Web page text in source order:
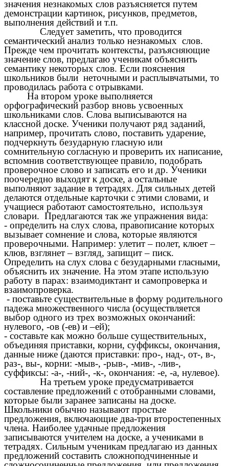
значения незнакомых слов разъясняется путем
демонстрации картинок, рисунков, предметов,
выполнения действий и т.п.
Следует заметить, что проводится
семантический анализ только незнакомых слов.
Прежде чем прочитать контексты, разъясняющие
значение слов, предлагаю ученикам объяснить
семантику некоторых слов. Если пояснения
школьников были неточными и расплывчатыми, то
проводилась работа с отрывками.
На втором уроке выполняется
орфографический разбор вновь усвоенных
школьниками слов. Слова выписываются на
классной доске. Ученики получают ряд заданий,
например, прочитать слово, поставить ударение,
подчеркнуть безударную гласную или
сомнительную согласную и проверить их написание,
вспомнив соответствующее правило, подобрать
проверочное слово и записать его и др. Ученики
поочередно выходят к доске, а остальные
выполняют задание в тетрадях. Для сильных детей
делаются отдельные карточки с этими словами, и
учащиеся работают самостоятельно, используя
словари. Предлагаются так же упражнения вида:
- определить на слух слова, правописание которых
вызывает сомнение и слова, которые являются
проверочными. Например: улетит – полет, клюет –
клюв, взглянет – взгляд, запищит – писк.
Определить на слух слова с безударными гласными,
объяснить их значение. На этом этапе использую
работу в парах: взаимодиктант и самопроверка и
взаимопроверка.
- поставьте существительные в форму родительного
падежа множественного числа (осуществляется
выбор одного из трех возможных окончаний:
нулевого, -ов (-ев) и –ей);
- составьте как можно больше существительных,
объединяя приставки, корни, суффиксы, окончания,
данные ниже (даются приставки: про-, над-, от-, в-,
раз-, вы-, корни: -мыв-, -рыв-, -мив-, -лив-,
суффиксы: -а-, -ний-, -к-, окончания: -е, -а, нулевое).
На третьем уроке предусматривается
составление предложений с отобранными словами,
которые были заранее записаны на доске.
Школьники обычно называют простые
предложения, включающие два-три второстепенных
члена. Наиболее удачные предложения
записываются учителем на доске, а учениками в
тетрадях. Сильным ученикам предлагаю из данных
предложений составить сложноподчиненные и